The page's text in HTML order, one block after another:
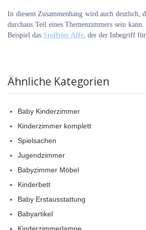
In diesem Zusammenhang wird auch deutlich,
durchaus Teil eines Themenzimmers sein
Beispiel das Stofftier Affe , der der Inbegriff
Ähnliche Kategorien
Baby Kinderzimmer
Kinderzimmer komplett
Spielsachen
Jugendzimmer
Babyzimmer Möbel
Kinderbett
Baby Erstausstattung
Babyartikel